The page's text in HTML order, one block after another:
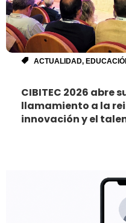
ACTUALIDAD,
CIBITEC 2026 abre
llamamiento a la
innovación y el